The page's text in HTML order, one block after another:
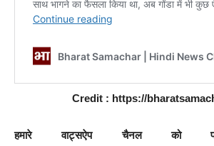
Credit : https://
हमारे वाट्सऐप चैनल को